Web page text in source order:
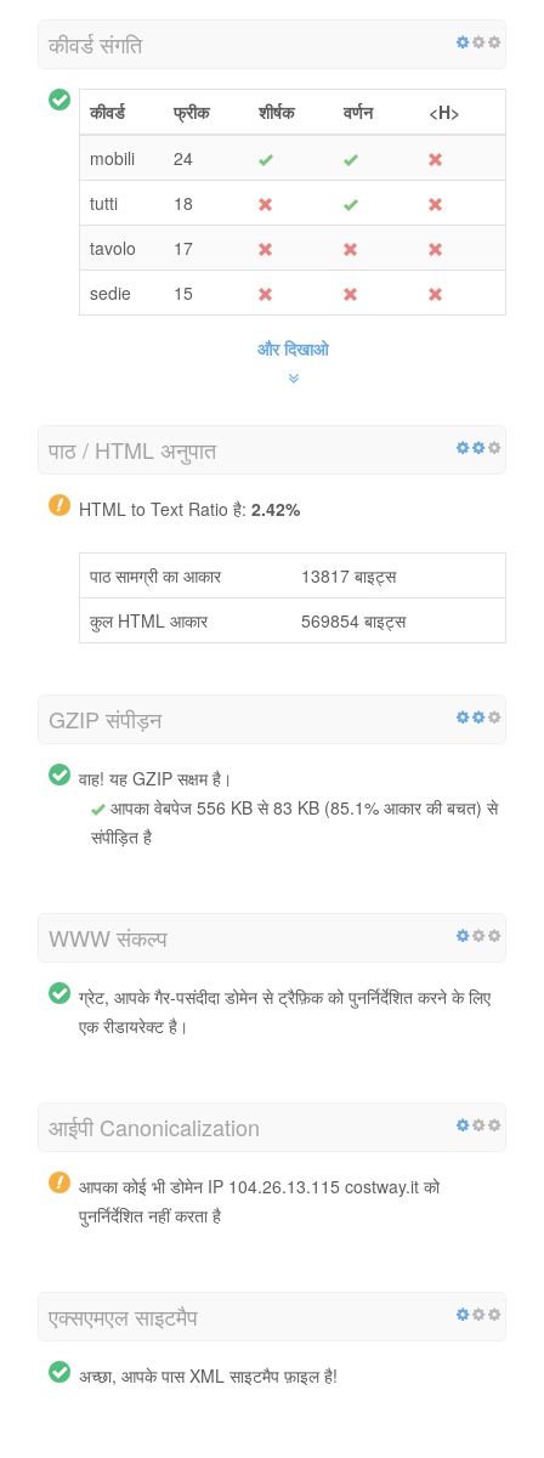
कीवर्ड संगति
कीवर्ड फ्रीक शीर्षक वर्णन
<H>
mobili
24
tutti
18
tavolo
17
sedie
15
और दिखाओ
पाठ / HTML अनुपात
HTML to Text Ratio है: 2.42%
पाठ सामग्री का आकार
13817 बाइट्स
कुल HTML आकार
569854 बाइट्स
GZIP संपीड़न
वाह! यह GZIP सक्षम है।
आपका वेबपेज 556 KB से 83 KB (85.1% आकार की बचत) से
संपीड़ित है
WWW संकल्प
ग्रेट, आपके गैर-पसंदीदा डोमेन से ट्रैफ़िक को पुनर्निर्देशित करने के लिए
एक रीडायरेक्ट है।
आईपी ​​Canonicalization
आपका कोई भी डोमेन IP 104.26.13.115 costway.it को
पुनर्निर्देशित नहीं करता है
एक्सएमएल साइटमैप
अच्छा, आपके पास XML साइटमैप फ़ाइल है!